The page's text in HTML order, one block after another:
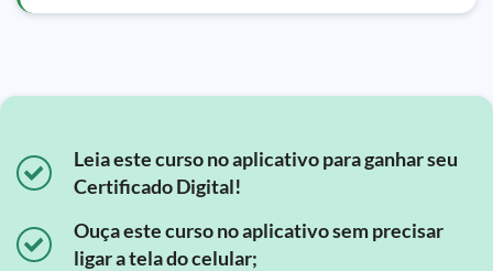
Leia este curso no aplicativo para ganhar seu
Certificado Digital!
Ouça este curso no aplicativo sem precisar
ligar a tela do celular;